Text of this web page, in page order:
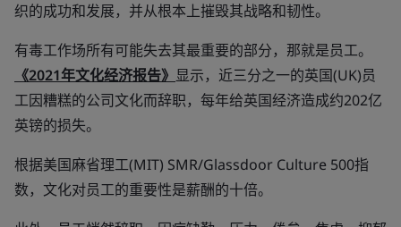
织的成功和发展，并从根本上摧毁其战略和韧性。
有毒工作场所有可能失去其最重要的部分，那就是员工。
《2021年文化经济报告》 显示，近三分之一的英国(UK)员
工因糟糕的公司文化而辞职，每年给英国经济造成约202亿
英镑的损失。
根据美国麻省理工(MIT) SMR/Glassdoor Culture 500指
数，文化对员工的重要性是薪酬的十倍。